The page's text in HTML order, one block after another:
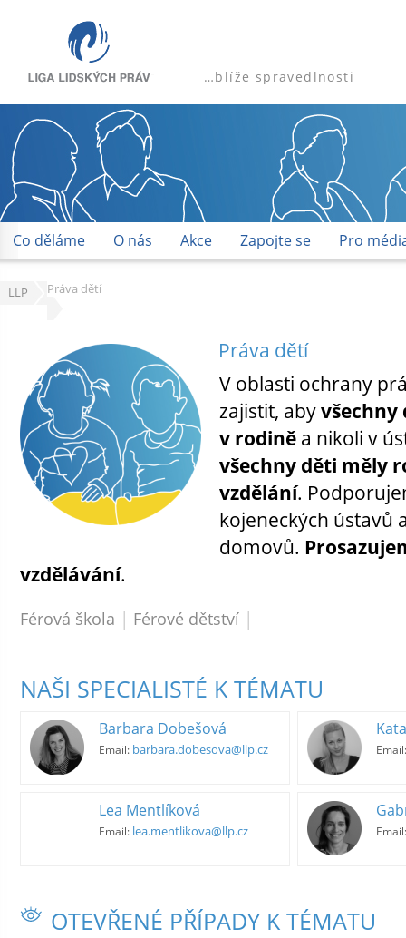
…blíže spravedlnosti
Co děláme O nás Akce Zapojte se Pro
LLP Práva dětí
Práva dětí
V oblasti ochrany
zajistit, aby
v rodině a nikoli v
všechny děti měly
vzdělání.
kojeneckých ústavů
domovů.
vzdělávání.
Férová škola | Férové dětství |
NAŠI SPECIALISTÉ K TÉMATU
Barbara Dobešová
Email: barbara.dobesova@llp.cz Email:
Lea Mentlíková
Email: lea.mentlikova@llp.cz Email:
OTEVŘENÉ PŘÍPADY K TÉMATU